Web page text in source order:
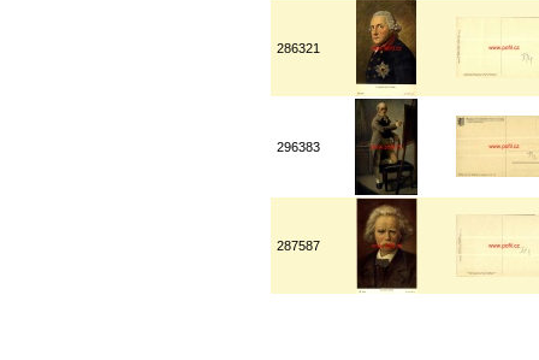
286321
296383
287587